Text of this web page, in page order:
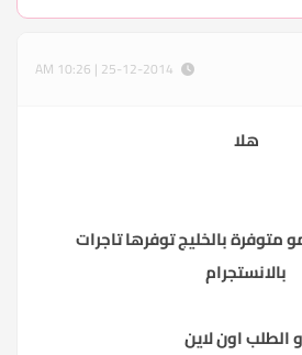
هلا
متوفرة بالخليج توفرها تاجرات
بالانستجرام
الطلب اون لاين